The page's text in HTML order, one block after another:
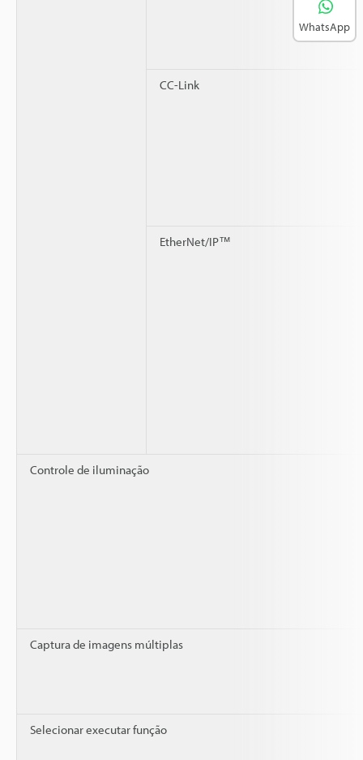
CC-Link
EtherNet/IP™
Controle de iluminação
Captura de imagens múltiplas
Selecionar executar função
WhatsApp